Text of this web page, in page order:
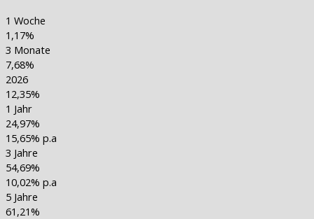
1 Woche
1,17%
3 Monate
7,68%
2026
12,35%
1 Jahr
24,97%
15,65% p.a
3 Jahre
54,69%
10,02% p.a
5 Jahre
61,21%